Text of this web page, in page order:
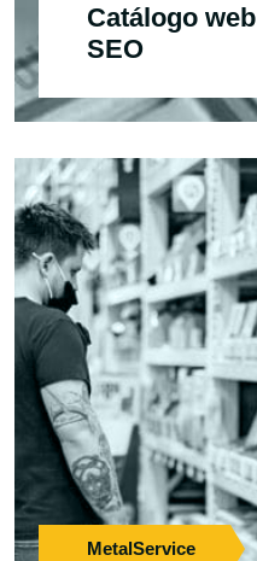
Catálogo web
SEO
MetalService